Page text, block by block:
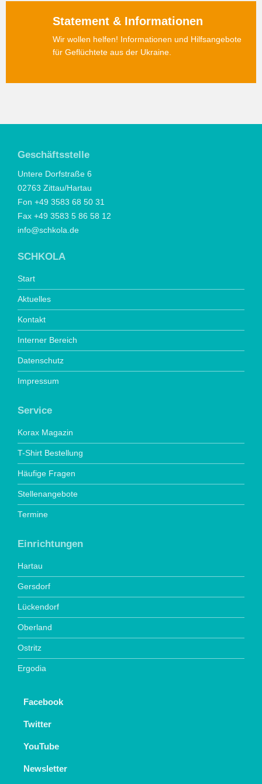
Statement & Informationen
Wir wollen helfen! Informationen und Hilfsangebote
für Geflüchtete aus der Ukraine.
Geschäftsstelle
Untere Dorfstraße 6
02763 Zittau/Hartau
Fon +49 3583 68 50 31
Fax +49 3583 5 86 58 12
info@schkola.de
SCHKOLA
Start
Aktuelles
Kontakt
Interner Bereich
Datenschutz
Impressum
Service
Korax Magazin
T-Shirt Bestellung
Häufige Fragen
Stellenangebote
Termine
Einrichtungen
Hartau
Gersdorf
Lückendorf
Oberland
Ostritz
Ergodia
Facebook
Twitter
YouTube
Newsletter